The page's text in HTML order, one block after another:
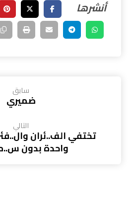
سابق
ضميري
التالي
تختفي الف..ئران
واحدة بدون